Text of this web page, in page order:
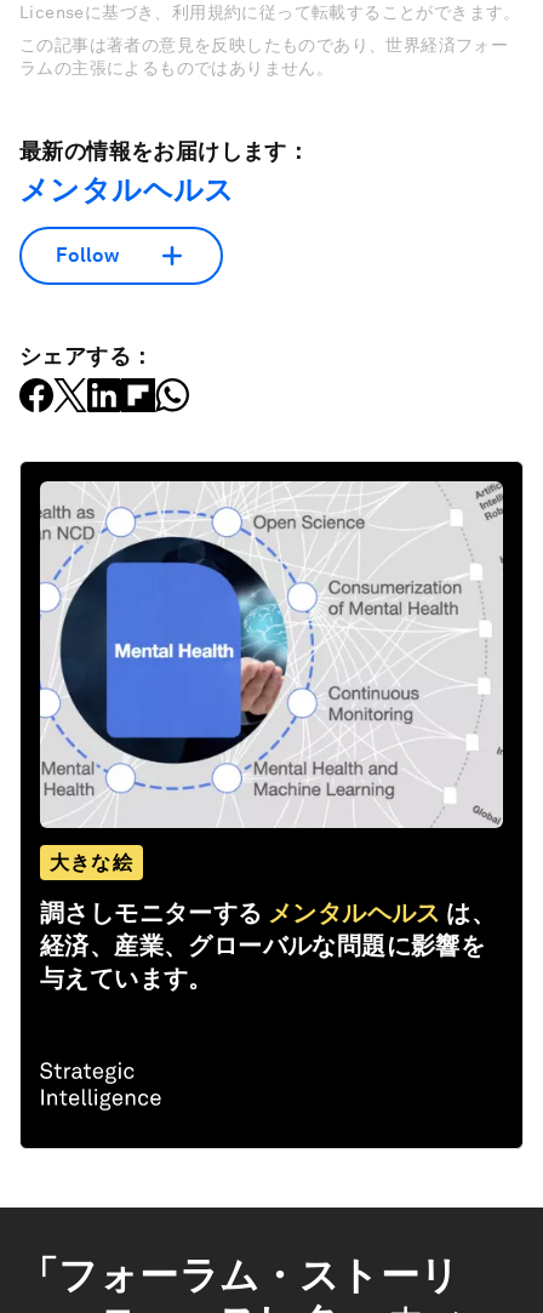
Licenseに基づき、利用規約に従って転載することができます。
この記事は著者の意見を反映したものであり、世界経済フォー
ラムの主張によるものではありません。
最新の情報をお届けします：
メンタルヘルス
Follow
シェアする：
大きな絵
調さしモニターする メンタルヘルス は、
経済、産業、グローバルな問題に影響を
与えています。
「フォーラム・ストーリ